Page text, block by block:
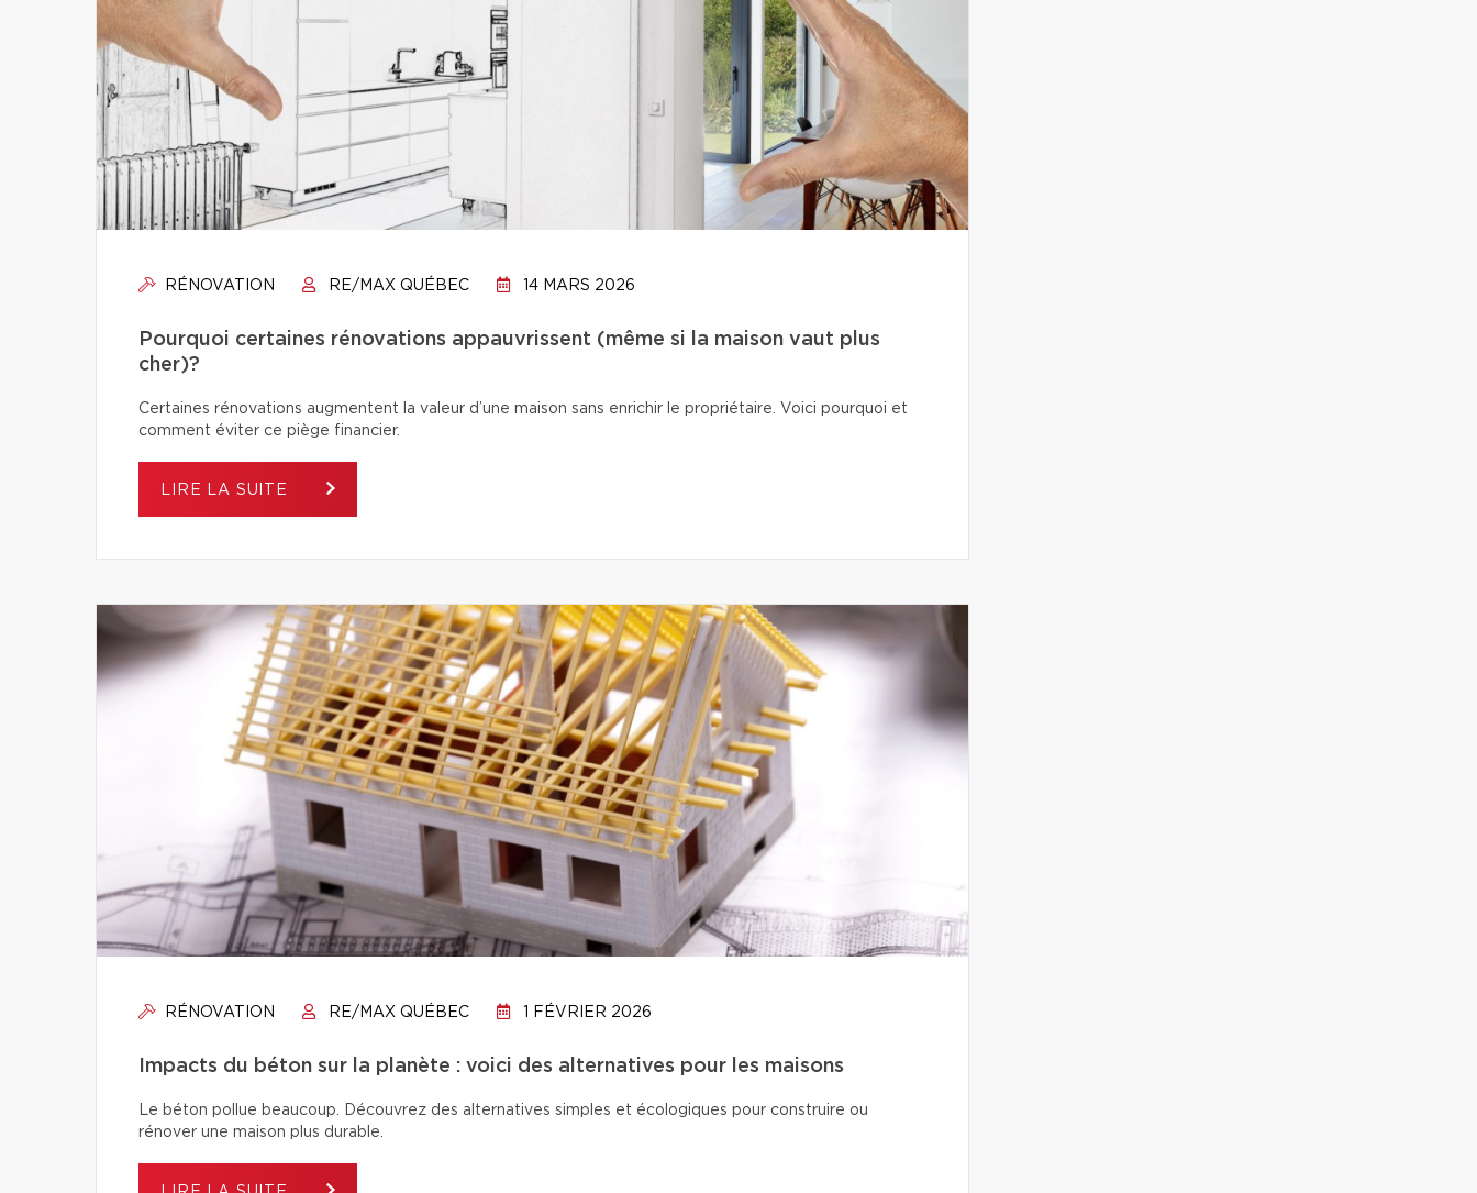
RÉNOVATION RE/MAX QUÉBEC 14 MARS 2026
Pourquoi certaines rénovations appauvrissent (même si la maison vaut plus
cher)?
Certaines rénovations augmentent la valeur d’une maison sans enrichir le propriétaire. Voici pourquoi et
comment éviter ce piège financier.
LIRE LA SUITE
RÉNOVATION RE/MAX QUÉBEC 1 FÉVRIER 2026
Impacts du béton sur la planète : voici des alternatives pour les maisons
Le béton pollue beaucoup. Découvrez des alternatives simples et écologiques pour construire ou
rénover une maison plus durable.